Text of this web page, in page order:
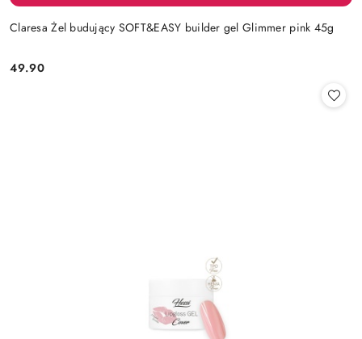
Claresa Żel budujący SOFT&EASY builder gel Glimmer pink 45g
Cena:
49.90